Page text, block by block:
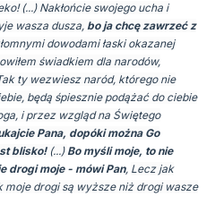
(...) Nakłońcie swojego ucha i
wasza dusza, bo ja chcę zawrzeć z
dowodami łaski okazanej
świadkiem dla narodów,
ty wezwiesz naród, którego nie
będą śpiesznie podążać do ciebie
i przez wzgląd na Świętego
Pana, dopóki można Go
blisko!(...) Bo myśli moje, to nie
drogi moje - mówi Pan, Lecz jak
moje drogi są wyższe niż drogi wasze